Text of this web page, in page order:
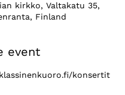
kirkko, Valtakatu 35,
Finland
event
konsertit